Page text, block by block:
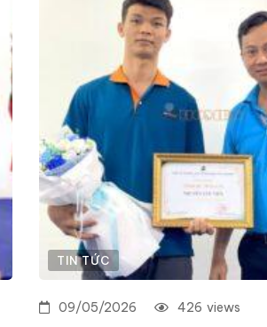
TIN TỨC
09/05/2026 views
426